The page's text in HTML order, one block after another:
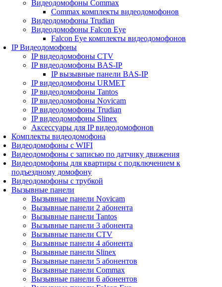
Видеодомофоны Commax
Commax комплекты видеодомофонов
Видеодомофоны Trudian
Видеодомофоны Falcon Eye
Falcon Eye комплекты видеодомофонов
IP Видеодомофоны
IP видеодомофоны CTV
IP видеодомофоны BAS-IP
IP вызывные панели BAS-IP
IP видеодомофоны URMET
IP видеодомофоны Tantos
IP видеодомофоны Novicam
IP видеодомофоны Trudian
IP видеодомофоны Slinex
Аксессуары для IP видеодомофонов
Комплекты видеодомофона
Видеодомофоны с WIFI
Видеодомофоны с записью по датчику движения
Видеодомофоны для квартиры с подключением к
подъездному домофону
Видеодомофоны с трубкой
Вызывные панели
Вызывные панели Novicam
Вызывные панели 2 абонента
Вызывные панели Tantos
Вызывные панели 3 абонента
Вызывные панели CTV
Вызывные панели 4 абонента
Вызывные панели Slinex
Вызывные панели 5 абонентов
Вызывные панели Commax
Вызывные панели 6 абонентов